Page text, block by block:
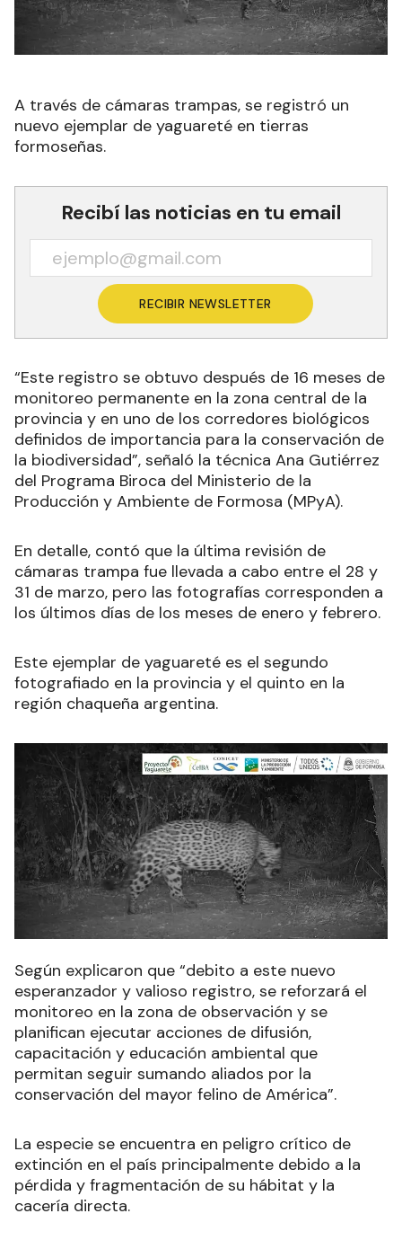
A través de cámaras trampas, se registró un
nuevo ejemplar de yaguareté en tierras
formoseñas.
Recibí las noticias en tu email
RECIBIR NEWSLETTER
“Este registro se obtuvo después de 16 meses de
monitoreo permanente en la zona central de la
provincia y en uno de los corredores biológicos
definidos de importancia para la conservación de
la biodiversidad”, señaló la técnica Ana Gutiérrez
del Programa Biroca del Ministerio de la
Producción y Ambiente de Formosa (MPyA).
En detalle, contó que la última revisión de
cámaras trampa fue llevada a cabo entre el 28 y
31 de marzo, pero las fotografías corresponden a
los últimos días de los meses de enero y febrero.
Este ejemplar de yaguareté es el segundo
fotografiado en la provincia y el quinto en la
región chaqueña argentina.
Según explicaron que “debito a este nuevo
esperanzador y valioso registro, se reforzará el
monitoreo en la zona de observación y se
planifican ejecutar acciones de difusión,
capacitación y educación ambiental que
permitan seguir sumando aliados por la
conservación del mayor felino de América”.
La especie se encuentra en peligro crítico de
extinción en el país principalmente debido a la
pérdida y fragmentación de su hábitat y la
cacería directa.